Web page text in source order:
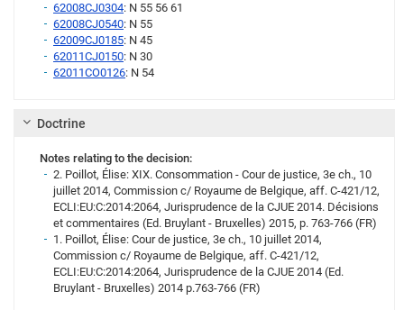
62008CJ0304: N 55 56 61
62008CJ0540: N 55
62009CJ0185: N 45
62011CJ0150: N 30
62011CO0126: N 54
Doctrine
Notes relating to the decision:
2. Poillot, Élise: XIX. Consommation - Cour de justice, 3e ch., 10
juillet 2014, Commission c/ Royaume de Belgique, aff. C‑421/12,
ECLI:EU:C:2014:2064, Jurisprudence de la CJUE 2014. Décisions
et commentaires (Ed. Bruylant - Bruxelles) 2015, p. 763-766 (FR)
1. Poillot, Élise: Cour de justice, 3e ch., 10 juillet 2014,
Commission c/ Royaume de Belgique, aff. C-421/12,
ECLI:EU:C:2014:2064, Jurisprudence de la CJUE 2014 (Ed.
Bruylant - Bruxelles) 2014 p.763-766 (FR)